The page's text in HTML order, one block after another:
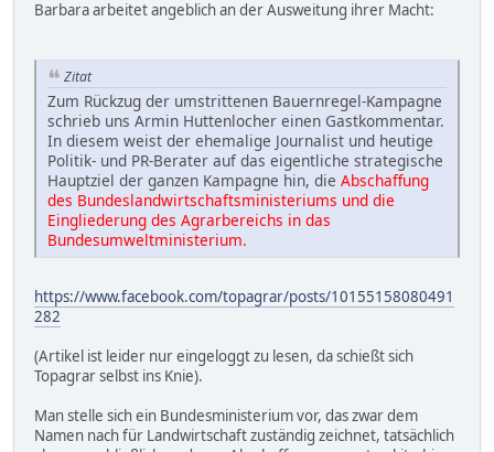
Barbara arbeitet angeblich an der Ausweitung ihrer Macht:
Zitat
Zum Rückzug der umstrittenen Bauernregel-Kampagne
schrieb uns Armin Huttenlocher einen Gastkommentar.
In diesem weist der ehemalige Journalist und heutige
Politik- und PR-Berater auf das eigentliche strategische
Hauptziel der ganzen Kampagne hin, die Abschaffung
des Bundeslandwirtschaftsministeriums und die
Eingliederung des Agrarbereichs in das
Bundesumweltministerium.
https://www.facebook.com/topagrar/posts/10155158080491
282
(Artikel ist leider nur eingeloggt zu lesen, da schießt sich
Topagrar selbst ins Knie).
Man stelle sich ein Bundesministerium vor, das zwar dem
Namen nach für Landwirtschaft zuständig zeichnet, tatsächlich